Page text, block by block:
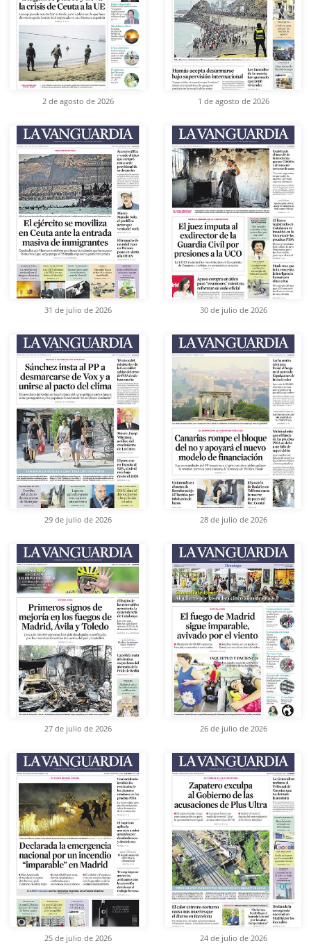
2 de agosto de 2026 1 de agosto de 2026
31 de julio de 2026 30 de julio de 2026
29 de julio de 2026 28 de julio de 2026
27 de julio de 2026 26 de julio de 2026
25 de julio de 2026 24 de julio de 2026